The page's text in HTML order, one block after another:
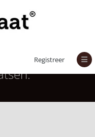
Registreer
berichten in